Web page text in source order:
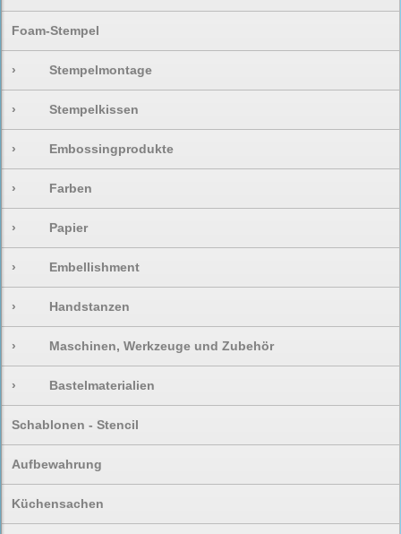
Foam-Stempel
› Stempelmontage
› Stempelkissen
› Embossingprodukte
› Farben
› Papier
› Embellishment
› Handstanzen
› Maschinen, Werkzeuge und Zubehör
› Bastelmaterialien
Schablonen - Stencil
Aufbewahrung
Küchensachen